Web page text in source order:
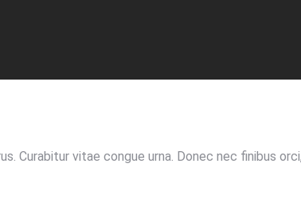
Curabitur vitae congue urna. Donec nec finibus